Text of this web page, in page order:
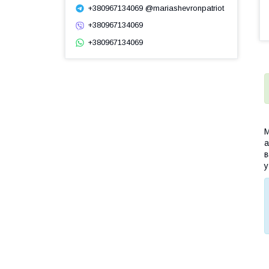
+380967134069 @mariashevronpatriot
+380967134069
+380967134069